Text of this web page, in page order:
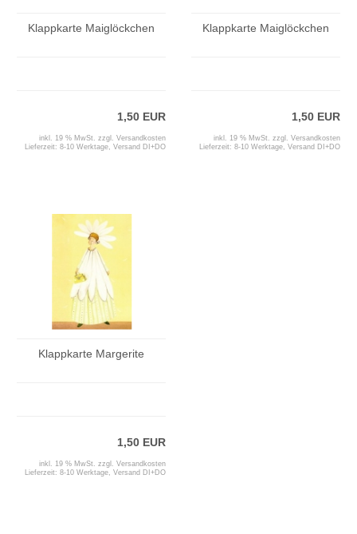
Klappkarte Maiglöckchen
1,50 EUR
inkl. 19 % MwSt. zzgl. Versandkosten
Lieferzeit: 8-10 Werktage, Versand DI+DO
Klappkarte Maiglöckchen
1,50 EUR
inkl. 19 % MwSt. zzgl. Versandkosten
Lieferzeit: 8-10 Werktage, Versand DI+DO
Klappkarte Margerite
1,50 EUR
inkl. 19 % MwSt. zzgl. Versandkosten
Lieferzeit: 8-10 Werktage, Versand DI+DO